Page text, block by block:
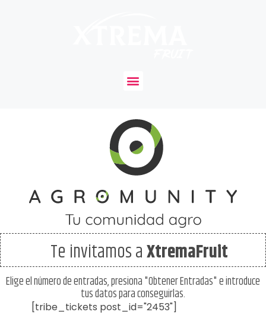
Te invitamos aXtremaFruit
Elige el número de entradas, presiona "Obtener Entradas" e introduce
tus datos para conseguirlas.
[tribe_tickets post_id="2453"]